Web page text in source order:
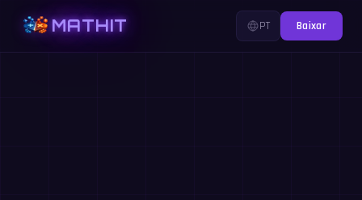
MATHIT PT Baixar